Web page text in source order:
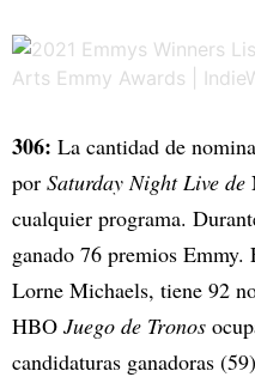
306: La cantidad de
por Saturday Night Live de
cualquier programa.
ganado 76 premios
Lorne Michaels, tiene 92
HBO Juego de Tronos
candidaturas ganadoras